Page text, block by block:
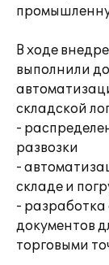
В ходе
выполнили
складской
-
развозки
-
складе и
-
документов
торговыми